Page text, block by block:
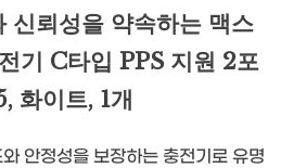
신뢰성을 약속하는 맥스
기 C타입 PPS 지원 2포
화이트, 1개
안정성을 보장하는 충전기로 유명